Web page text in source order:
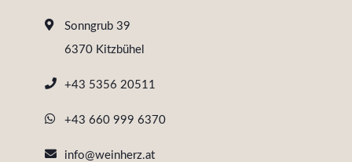
Sonngrub 39
6370 Kitzbühel
+43 5356 20511
+43 660 999 6370
info@weinherz.at